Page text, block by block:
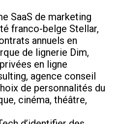
SaaS de marketing
franco-belge Stellar,
annuels en
de lignerie Dim,
en ligne
agence conseil
de personnalités du
cinéma, théâtre,